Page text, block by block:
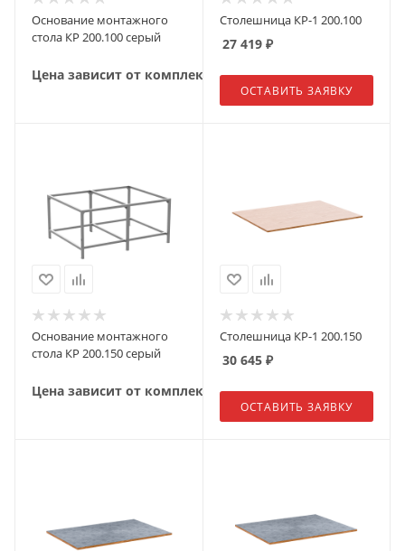
Основание монтажного
стола КР 200.100 серый
Цена зависит от комплектации
Столешница КР-1 200.100
27 419₽
ОСТАВИТЬ ЗАЯВКУ
Основание монтажного
стола КР 200.150 серый
Цена зависит от комплектации
Столешница КР-1 200.150
30 645₽
ОСТАВИТЬ ЗАЯВКУ